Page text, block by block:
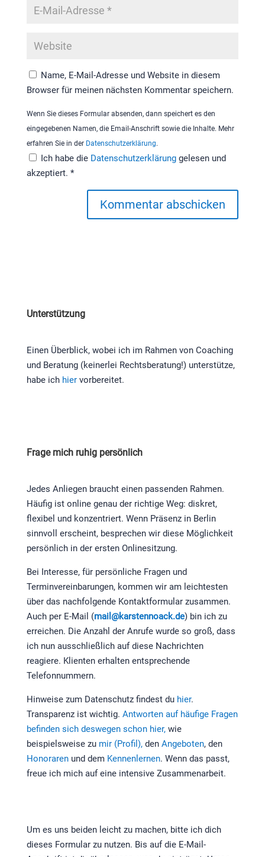
Name, E-Mail-Adresse und Website in diesem
Browser für meinen nächsten Kommentar speichern.
Wenn Sie dieses Formular absenden, dann speichert es den
eingegebenen Namen, die Email-Anschrift sowie die Inhalte. Mehr
erfahren Sie in der Datenschutzerklärung.
Ich habe die Datenschutzerklärung gelesen und
akzeptiert. *
Kommentar abschicken
Unterstützung
Einen Überblick, wobei ich im Rahmen von Coaching
und Beratung (keinerlei Rechtsberatung!) unterstütze,
habe ich hiervorbereitet.
Frage mich ruhig persönlich
Jedes Anliegen braucht einen passenden Rahmen.
Häufig ist online genau der richtige Weg: diskret,
flexibel und konzentriert. Wenn Präsenz in Berlin
sinnvoll erscheint, besprechen wir diese Möglichkeit
persönlich in der ersten Onlinesitzung.
Bei Interesse, für persönliche Fragen und
Terminvereinbarungen, kommen wir am leichtesten
über das nachfolgende Kontaktformular zusammen.
Auch per E-Mail (mail@karstennoack.de) bin ich zu
erreichen. Die Anzahl der Anrufe wurde so groß, dass
ich nun ausschließlich auf diese Nachrichten
reagiere. Klienten erhalten entsprechende
Telefonnummern.
Hinweise zum Datenschutz findest du hier.
Transparenz ist wichtig. Antworten auf häufige Fragen
befinden sich deswegen schon hier,wie
beispielsweise zu mir (Profil),den Angeboten, den
Honorarenund dem Kennenlernen. Wenn das passt,
freue ich mich auf eine intensive Zusammenarbeit.
Um es uns beiden leicht zu machen, bitte ich dich
dieses Formular zu nutzen. Bis auf die E-Mail-